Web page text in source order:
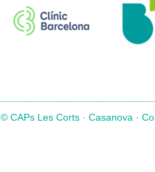
© CAPs Les Corts · Casanova ·